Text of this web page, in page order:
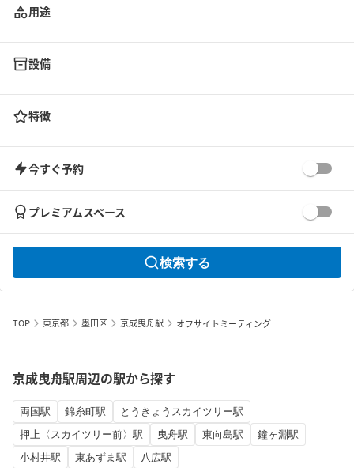
用途
設備
特徴
今すぐ予約
プレミアムスペース
検索する
TOP 東京都 墨田区 京成曳舟駅 オフサイトミーティング
京成曳舟駅周辺の駅から探す
両国駅 錦糸町駅
とうきょうスカイツリー駅
押上〈スカイツリー前〉駅
曳舟駅 東向島駅
鐘ヶ淵駅
小村井駅
東あずま駅 八広駅